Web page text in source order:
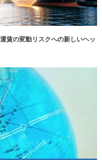
賃の変動リスクへの新しいヘッ